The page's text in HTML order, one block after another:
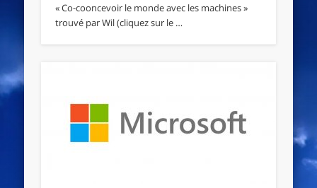
« Co-cooncevoir le monde avec les machines »
trouvé par Wil (cliquez sur le …